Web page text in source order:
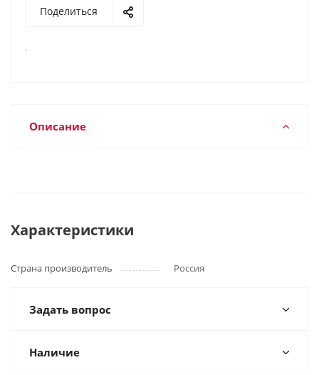
Поделиться
.
Описание
Характеристики
Страна производитель Россия
Задать вопрос
Наличие